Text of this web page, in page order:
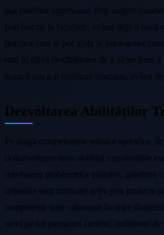
ușa studiilor superioare. Poți susține
poți înscrie la facultate, având deja o bază
practice care te pot ajuta în înțelegerea
rută îți oferă flexibilitatea de a alege între
muncii sau a-ți continua educația, având
Dezvoltarea Abilităților
Pe lângă competențele tehnice specifice,
la dezvoltarea unor abilități transferabile
rezolvarea problemelor practice, gândirea
inițiativa sunt cultivate activ prin proiecte
competențe sunt valoroase în orice
servi pe tot parcursul carierei, indiferent de